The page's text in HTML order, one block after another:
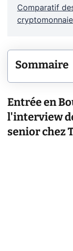
Comparatif
Sommaire
Entrée en
l'interview
senior chez